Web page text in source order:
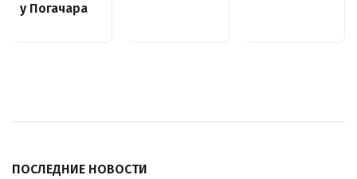
у Погачара
ПОСЛЕДНИЕ НОВОСТИ